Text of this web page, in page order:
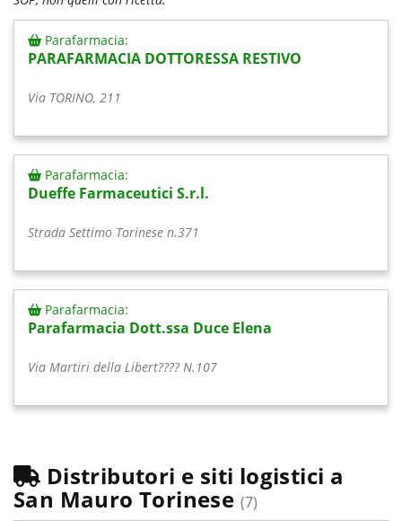
Parafarmacia:
PARAFARMACIA DOTTORESSA RESTIVO
Via TORINO, 211
Parafarmacia:
Dueffe Farmaceutici S.r.l.
Strada Settimo Torinese n.371
Parafarmacia:
Parafarmacia Dott.ssa Duce Elena
Via Martiri della Libert???? N.107
Distributori e siti logistici a
San Mauro Torinese (7)